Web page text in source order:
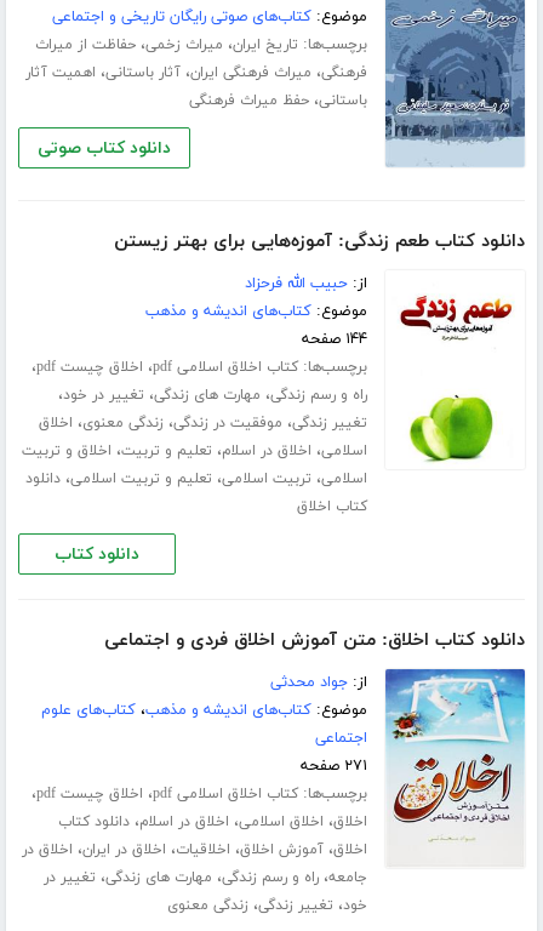
موضوع:کتاب‌های صوتی رایگان تاریخی و اجتماعی
برچسب‌ها: تاریخ ایران، میراث زخمی،حفاظت از میراث
فرهنگی، میراث فرهنگی ایران،آثار باستانی، اهمیت آثار
باستانی،حفظ میراث فرهنگی
دانلود کتاب صوتی
دانلود کتاب طعم زندگی: آموزه‌هایی برای بهتر زیستن
از:حبیب الله فرحزاد
موضوع:کتاب‌های اندیشه و مذهب
۱۴۴ صفحه
برچسب‌ها:کتاب اخلاق اسلامی pdf ، اخلاق چیست pdf ،
راه و رسم زندگی، مهارت های زندگی، تغییر در خود،
تغییر زندگی، موفقیت در زندگی، زندگی معنوی، اخلاق
اسلامی، اخلاق در اسلام، تعلیم و تربیت، اخلاق و تربیت
اسلامی، تربیت اسلامی، تعلیم و تربیت اسلامی،دانلود
کتاب اخلاق
دانلود کتاب
دانلود کتاب اخلاق: متن آموزش اخلاق فردی و اجتماعی
از:جواد محدثی
موضوع:کتاب‌های اندیشه و مذهب،کتاب‌های علوم
اجتماعی
۲۷۱ صفحه
برچسب‌ها:کتاب اخلاق اسلامی pdf ، اخلاق چیست pdf ،
اخلاق، اخلاق اسلامی، اخلاق در اسلام،دانلود کتاب
اخلاق،آموزش اخلاق، اخلاقیات، اخلاق در ایران، اخلاق در
جامعه،راه و رسم زندگی، مهارت های زندگی، تغییر در
خود، تغییر زندگی، زندگی معنوی